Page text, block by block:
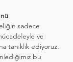
sadece
ve
tanıklık ediyoruz.
bu